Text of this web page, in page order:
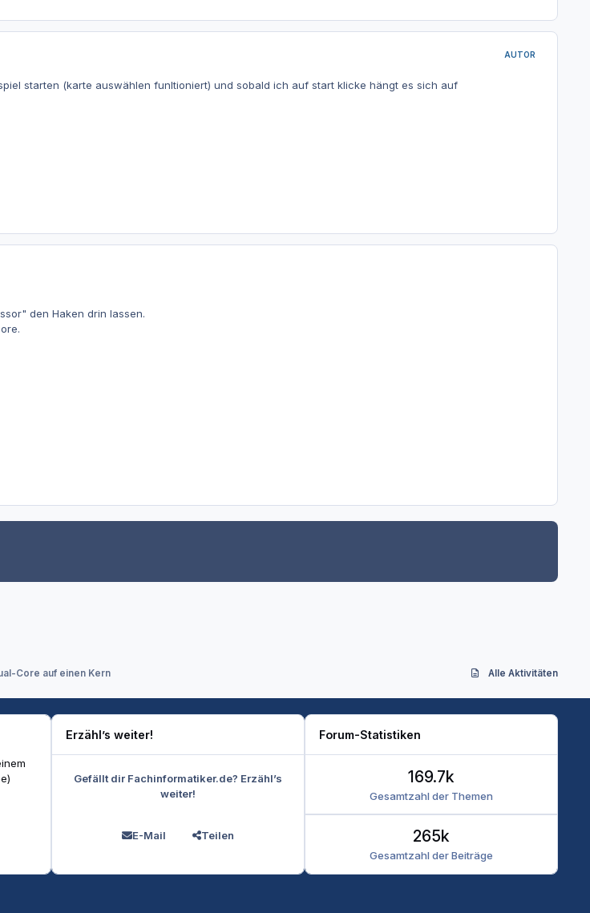
AUTOR
starten (karte auswählen funltioniert) und sobald ich auf start klicke hängt es sich auf
den Haken drin lassen.
Core auf einen Kern Alle Aktivitäten
Erzähl’s weiter!
Gefällt dir Fachinformatiker.de? Erzähl’s
weiter!
E-Mail Teilen
Forum-Statistiken
Gesamtzahl der Themen
169.7k
Gesamtzahl der Beiträge
265k